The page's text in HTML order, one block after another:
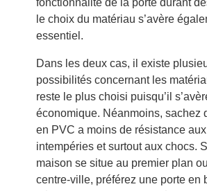
le choix du matériau s’avère
essentiel.
Dans les deux cas, il existe
possibilités concernant les
reste le plus choisi puisqu’il
économique. Néanmoins, sachez
en PVC a moins de résistance aux
intempéries et surtout aux chocs.
maison se situe au premier plan
centre-ville, préférez une porte en